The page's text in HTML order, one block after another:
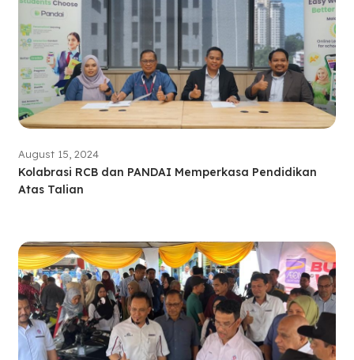
August 15, 2024
Kolabrasi RCB dan PANDAI Memperkasa Pendidikan
Atas Talian